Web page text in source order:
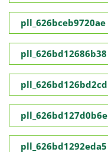
pll_626bceb9720ae
pll_626bd12686b38
pll_626bd126bd2cd
pll_626bd127d0b6e
pll_626bd1292eda5